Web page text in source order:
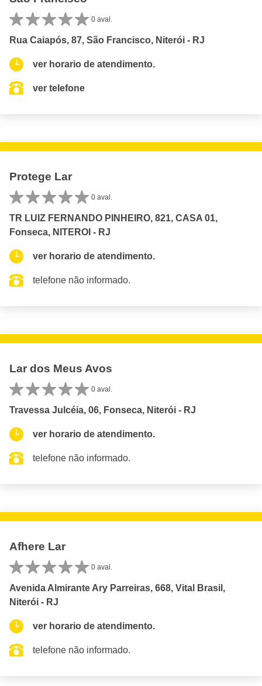
0 aval.
Rua Caiapós, 87, São Francisco, Niterói - RJ
ver horario de atendimento.
ver telefone
Protege Lar
0 aval.
TR LUIZ FERNANDO PINHEIRO, 821, CASA 01,
Fonseca, NITEROI - RJ
ver horario de atendimento.
telefone não informado.
Lar dos Meus Avos
0 aval.
Travessa Julcéia, 06, Fonseca, Niterói - RJ
ver horario de atendimento.
telefone não informado.
Afhere Lar
0 aval.
Avenida Almirante Ary Parreiras, 668, Vital Brasil,
Niterói - RJ
ver horario de atendimento.
telefone não informado.